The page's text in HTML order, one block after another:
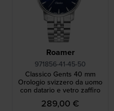
Roamer
971856-41-45-50
Classico Gents 40 mm
Orologio svizzero da uomo
con datario e vetro zaffiro
289,00 €